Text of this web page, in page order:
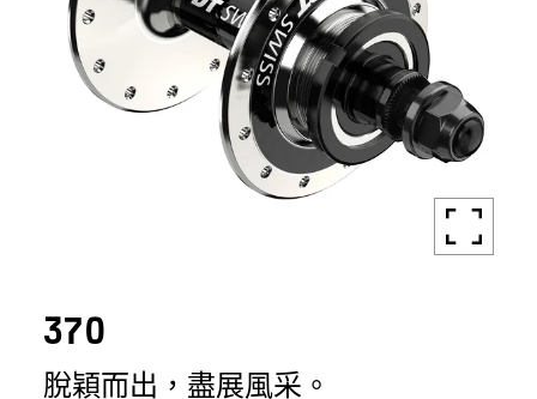
370
脫穎而出，盡展風采。